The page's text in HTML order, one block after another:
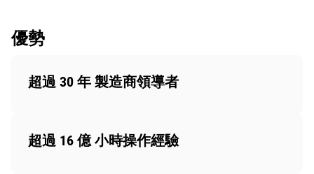
優勢
超過 30 年 製造商領導者
超過 16 億 小時操作經驗